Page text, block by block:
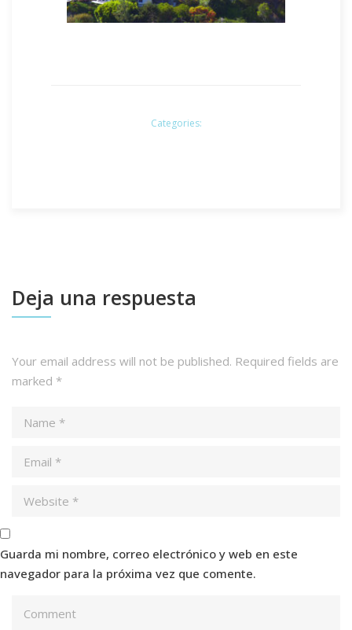
Categories:
Deja una respuesta
Your email address will not be published. Required fields are
marked *
Guarda mi nombre, correo electrónico y web en este
navegador para la próxima vez que comente.